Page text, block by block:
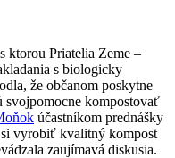
ktorou Priatelia Zeme –
s biologicky
že občanom poskytne
svojpomocne kompostovať
účastníkom prednášky
vyrobiť kvalitný kompost
zaujímavá diskusia.